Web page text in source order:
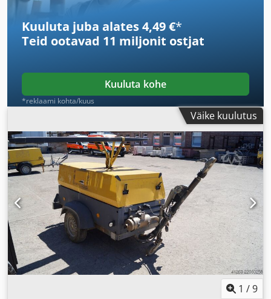
Kuuluta juba alates 4,49 €*
Teid ootavad 11 miljonit ostjat
Kuuluta kohe
*reklaami kohta/kuus
Väike kuulutus
1 /9